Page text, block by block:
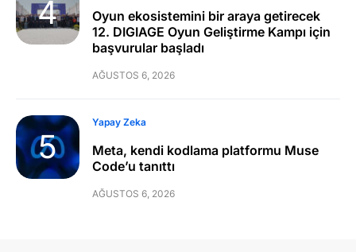
Oyun ekosistemini bir araya getirecek
12. DIGIAGE Oyun Geliştirme Kampı için
başvurular başladı
AĞUSTOS 6, 2026
Yapay Zeka
Meta, kendi kodlama platformu Muse
Code’u tanıttı
AĞUSTOS 6, 2026